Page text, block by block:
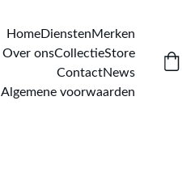
HomeDienstenMerken
Over onsCollectieStore
ContactNews
Algemene voorwaarden